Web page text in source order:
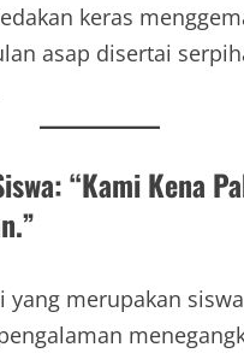
keras
asap disertai
“Kami Kena
yang merupakan